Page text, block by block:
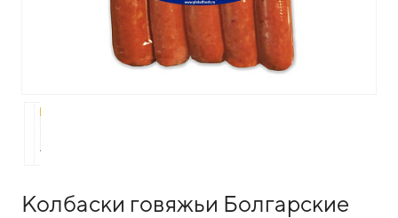
Колбаски говяжьи Болгарские